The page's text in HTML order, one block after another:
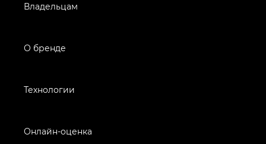
Владельцам
О бренде
Технологии
Онлайн-оценка